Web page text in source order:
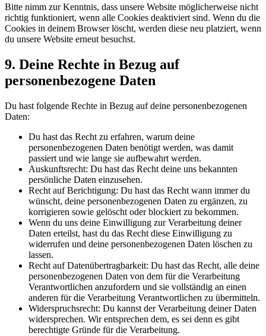
Bitte nimm zur Kenntnis, dass unsere Website möglicherweise nicht
richtig funktioniert, wenn alle Cookies deaktiviert sind. Wenn du die
Cookies in deinem Browser löscht, werden diese neu platziert, wenn
du unsere Website erneut besuchst.
9. Deine Rechte in Bezug auf
personenbezogene Daten
Du hast folgende Rechte in Bezug auf deine personenbezogenen
Daten:
Du hast das Recht zu erfahren, warum deine
personenbezogenen Daten benötigt werden, was damit
passiert und wie lange sie aufbewahrt werden.
Auskunftsrecht: Du hast das Recht deine uns bekannten
persönliche Daten einzusehen.
Recht auf Berichtigung: Du hast das Recht wann immer du
wünscht, deine personenbezogenen Daten zu ergänzen, zu
korrigieren sowie gelöscht oder blockiert zu bekommen.
Wenn du uns deine Einwilligung zur Verarbeitung deiner
Daten erteilst, hast du das Recht diese Einwilligung zu
widerrufen und deine personenbezogenen Daten löschen zu
lassen.
Recht auf Datenübertragbarkeit: Du hast das Recht, alle deine
personenbezogenen Daten von dem für die Verarbeitung
Verantwortlichen anzufordern und sie vollständig an einen
anderen für die Verarbeitung Verantwortlichen zu übermitteln.
Widerspruchsrecht: Du kannst der Verarbeitung deiner Daten
widersprechen. Wir entsprechen dem, es sei denn es gibt
berechtigte Gründe für die Verarbeitung.